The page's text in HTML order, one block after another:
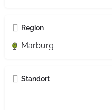
Region
Marburg
Standort